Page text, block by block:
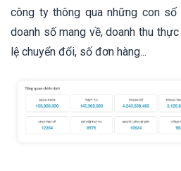
công ty thông qua những con
doanh số mang về, doanh thu
lệ chuyển đổi, số đơn hàng...